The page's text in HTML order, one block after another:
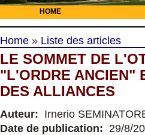
HOME
Home » Liste des articles
LE SOMMET DE
"L'ORDRE ANCIEN"
DES ALLIANCES
Auteur: Irnerio
Date de publication: 29/8/